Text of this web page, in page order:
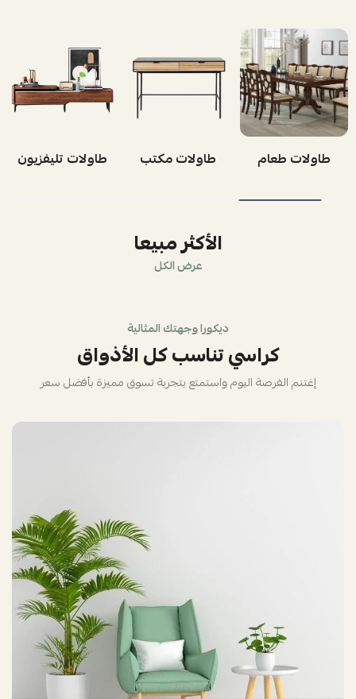
طاولات طعام طاولات مكتب طاولات تليفزيون
الأكثر مبيعا
عرض الكل
ديكورا وجهتك المثالية
كراسي تناسب كل الأذواق
إغتنم الفرصة اليوم واستمتع بتجربة تسوق مميزة بأفضل سعر